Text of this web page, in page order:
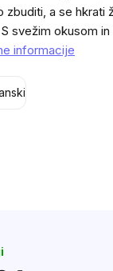
zbuditi, a se hkrati
svežim okusom
informacije